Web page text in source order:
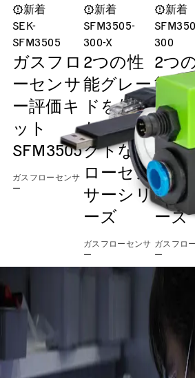
新着
SEK-
SFM3505
ガスフロ
ーセンサ
ー評価キ
ット
SFM3505
ガスフローセンサ
ー
新着
SFM3505-
300-X
2つの性
能グレー
ドを備え
たコンパ
クトなフ
ローセン
サーシリ
ーズ
ガスフローセンサ
ー
新着
300
2つ
能グ
ドを
たコ
クト
ロー
サー
ーズ
ガスフロ
ー